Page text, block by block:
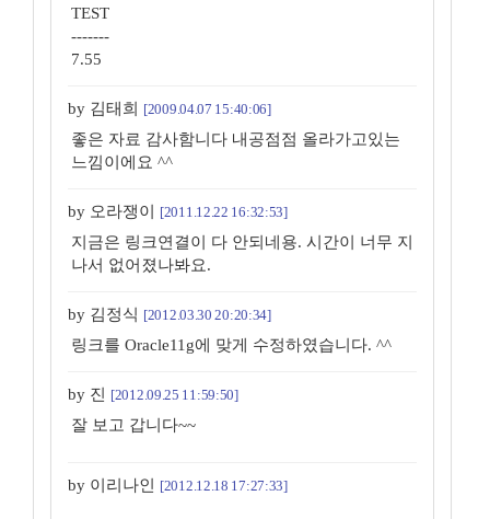
TEST
-------
7.55
by 김태희 [2009.04.07 15:40:06]
좋은 자료 감사함니다 내공점점 올라가고있는
느낌이에요 ^^
by 오라쟁이 [2011.12.22 16:32:53]
지금은 링크연결이 다 안되네용. 시간이 너무 지
나서 없어졌나봐요.
by 김정식 [2012.03.30 20:20:34]
링크를 Oracle11g에 맞게 수정하였습니다. ^^
by 진 [2012.09.25 11:59:50]
잘 보고 갑니다~~
by 이리나인 [2012.12.18 17:27:33]